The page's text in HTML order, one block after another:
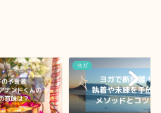
ヨガ